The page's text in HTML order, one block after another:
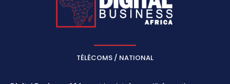
TÉLÉCOMS / NATIONAL